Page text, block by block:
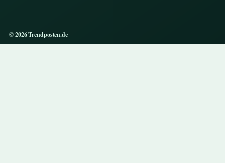
© 2026 Trendposten.de